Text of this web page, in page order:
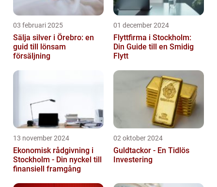
03 februari 2025
Sälja silver i Örebro: en
guid till lönsam
försäljning
01 december 2024
Flyttfirma i Stockholm:
Din Guide till en Smidig
Flytt
13 november 2024
Ekonomisk rådgivning i
Stockholm - Din nyckel till
finansiell framgång
02 oktober 2024
Guldtackor - En Tidlös
Investering